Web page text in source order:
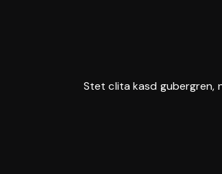
Stet clita kasd gubergren,